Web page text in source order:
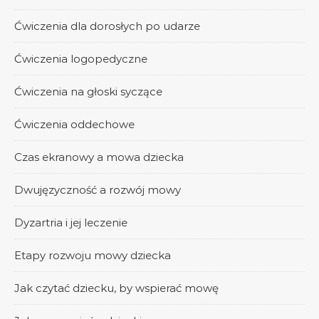
Ćwiczenia dla dorosłych po udarze
Ćwiczenia logopedyczne
Ćwiczenia na głoski syczące
Ćwiczenia oddechowe
Czas ekranowy a mowa dziecka
Dwujęzyczność a rozwój mowy
Dyzartria i jej leczenie
Etapy rozwoju mowy dziecka
Jak czytać dziecku, by wspierać mowę